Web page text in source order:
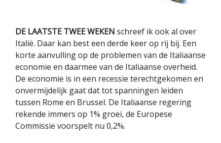
DE LAATSTE TWEE WEKEN schreef ik ook al over
Italië. Daar kan best een derde keer op rij bij. Een
korte aanvulling op de problemen van de Italiaanse
economie en daarmee van de Italiaanse overheid.
De economie is in een recessie terechtgekomen en
onvermijdelijk gaat dat tot spanningen leiden
tussen Rome en Brussel. De Italiaanse regering
rekende immers op 1% groei, de Europese
Commissie voorspelt nu 0,2%.